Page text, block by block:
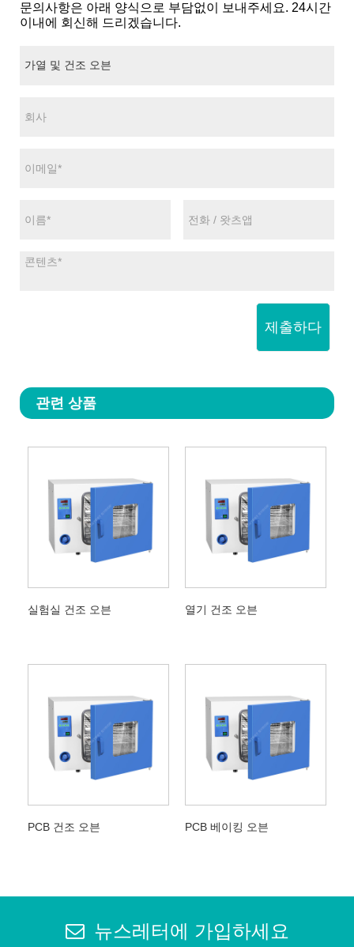
문의사항은 아래 양식으로 부담없이 보내주세요. 24시간
이내에 회신해 드리겠습니다.
제출하다
관련 상품
실험실 건조 오븐 열기 건조 오븐
PCB 건조 오븐 PCB 베이킹 오븐
뉴스레터에 가입하세요